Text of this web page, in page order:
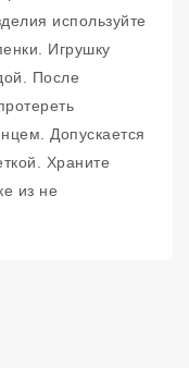
используйте
Игрушку
После
Допускается
Храните
из не